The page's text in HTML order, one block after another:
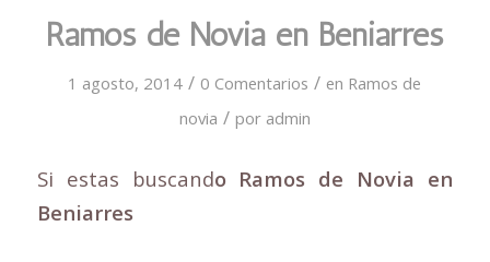
Ramos de Novia en Beniarres
1 agosto, 2014 / 0 Comentarios / en Ramos de
novia / por admin
Si estas buscando Ramos de Novia en
Beniarres